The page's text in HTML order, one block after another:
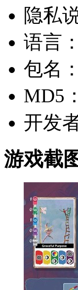
隐私
语言
包名
MD5
开发
游戏截